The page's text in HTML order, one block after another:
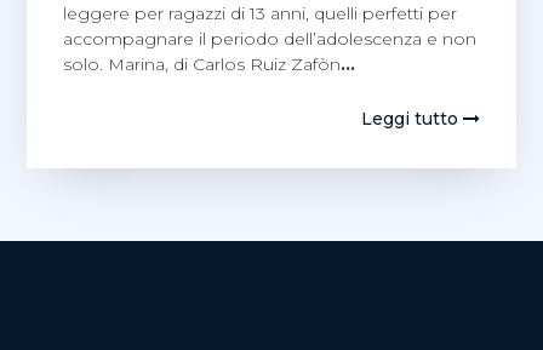
leggere per ragazzi di 13 anni, quelli perfetti per
accompagnare il periodo dell’adolescenza e non
solo. Marina, di Carlos Ruiz Zafòn…
Leggi tutto